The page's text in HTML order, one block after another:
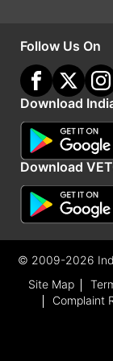
Disclaimer: ये
गया है। किसी
लेने से पहले अपने
Follow Us On
Download
Download
© 2009-2026
Site Map
Complaint